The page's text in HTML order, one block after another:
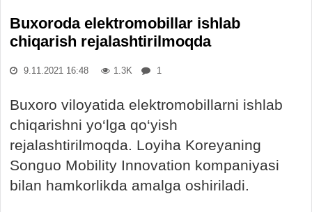
Buxoroda elektromobillar ishlab
chiqarish rejalashtirilmoqda
9.11.2021 16:48 1.3K 1
Buxoro viloyatida elektromobillarni ishlab
chiqarishni yo‘lga qo‘yish
rejalashtirilmoqda. Loyiha Koreyaning
Songuo Mobility Innovation kompaniyasi
bilan hamkorlikda amalga oshiriladi.